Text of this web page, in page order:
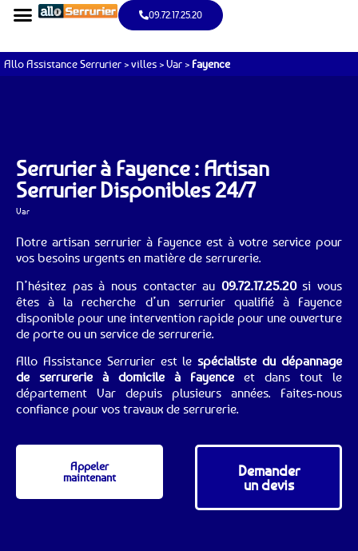
09.72.17.25.20
Allo Assistance Serrurier >villes >Var >Fayence
Serrurier à Fayence : Artisan
Serrurier Disponibles 24/7
Var
Notre artisan serrurier à Fayence est à votre service pour
vos besoins urgents en matière de serrurerie.
N’hésitez pas à nous contacter au 09.72.17.25.20si vous
êtes à la recherche d’un serrurier qualifié à Fayence
disponible pour une intervention rapide pour une ouverture
de porte ou un service de serrurerie.
Allo Assistance Serrurier est le spécialiste du dépannage
de serrurerie à domicile à Fayence et dans tout le
département Var depuis plusieurs années. Faites-nous
confiance pour vos travaux de serrurerie.
Appeler
maintenant
Demander
un devis